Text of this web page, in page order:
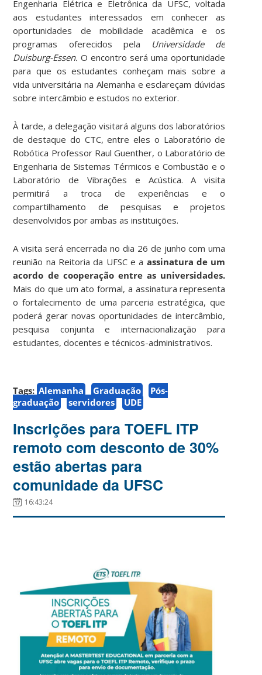
Engenharia Elétrica e Eletrônica da UFSC, voltada
aos estudantes interessados em conhecer as
oportunidades de mobilidade acadêmica e os
programas oferecidos pela Universidade de
Duisburg-Essen. O encontro será uma oportunidade
para que os estudantes conheçam mais sobre a
vida universitária na Alemanha e esclareçam dúvidas
sobre intercâmbio e estudos no exterior.
À tarde, a delegação visitará alguns dos laboratórios
de destaque do CTC, entre eles o Laboratório de
Robótica Professor Raul Guenther, o Laboratório de
Engenharia de Sistemas Térmicos e Combustão e o
Laboratório de Vibrações e Acústica. A visita
permitirá a troca de experiências e o
compartilhamento de pesquisas e projetos
desenvolvidos por ambas as instituições.
A visita será encerrada no dia 26 de junho com uma
reunião na Reitoria da UFSC e a assinatura de um
acordo de cooperação entre as universidades.
Mais do que um ato formal, a assinatura representa
o fortalecimento de uma parceria estratégica, que
poderá gerar novas oportunidades de intercâmbio,
pesquisa conjunta e internacionalização para
estudantes, docentes e técnicos-administrativos.
Tags: Alemanha Graduação
Pós-
graduação
servidores UDE
Inscrições para TOEFL ITP
remoto com desconto de 30%
estão abertas para
comunidade da UFSC
16:43:24